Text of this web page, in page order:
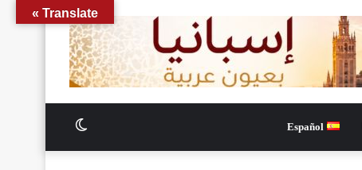
Español الوضع
Translate »